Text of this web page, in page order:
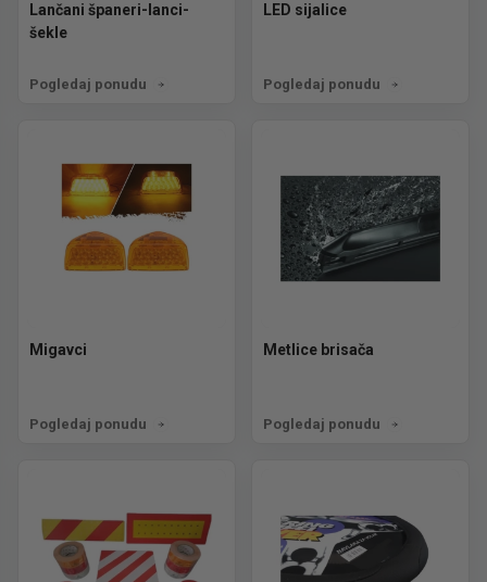
Lančani španeri-lanci-
šekle
Pogledaj ponudu
LED sijalice
Pogledaj ponudu
Migavci
Pogledaj ponudu
Metlice brisača
Pogledaj ponudu